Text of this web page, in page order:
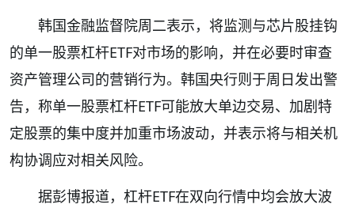
韩国金融监督院周二表示，将监测与芯片股挂钩
的单一股票杠杆ETF对市场的影响，并在必要时审查
资产管理公司的营销行为。韩国央行则于周日发出警
告，称单一股票杠杆ETF可能放大单边交易、加剧特
定股票的集中度并加重市场波动，并表示将与相关机
构协调应对相关风险。
据彭博报道，杠杆ETF在双向行情中均会放大波